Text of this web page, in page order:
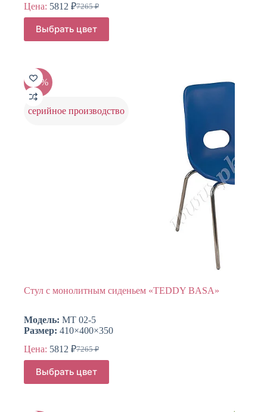
Цена:
7265₽
Первоначальная
цена
составляла
7265 ₽.
5812 ₽Текущая
цена:
5812 ₽.
Выбрать цвет
Этот
товар
имеет
Опции
можно
выбрать
на
странице
-20%
серийное производство
Стул с монолитным сиденьем «TEDDY BASA»
Модель: МТ 02-5
Размер: 410×400×350
Цена:
7265₽
Первоначальная
цена
составляла
7265 ₽.
5812 ₽Текущая
цена:
5812 ₽.
Выбрать цвет
Этот
товар
имеет